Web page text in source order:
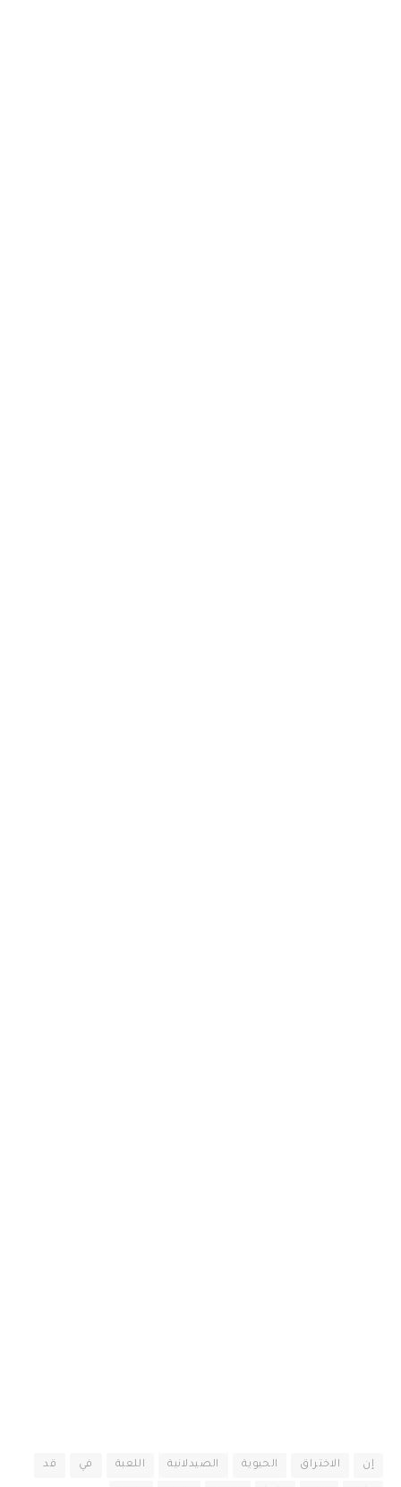
إن الاختراق الحيوية الصيدلانية اللعبة في قد